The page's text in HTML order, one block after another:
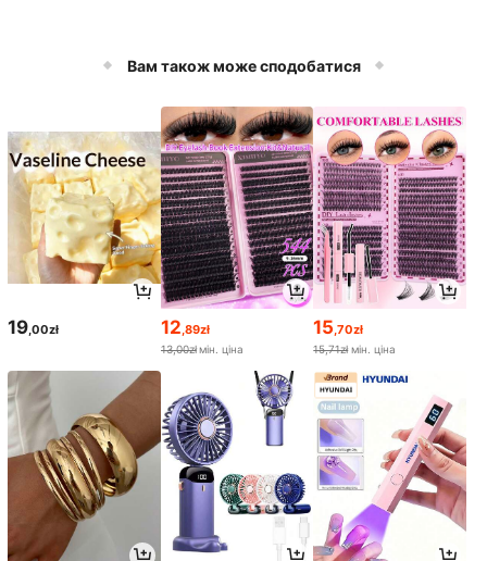
Вам також може сподобатися
19 ,00zł 12 ,89zł
13,00złмін. ціна
15 ,70zł
15,71zł мін. ціна